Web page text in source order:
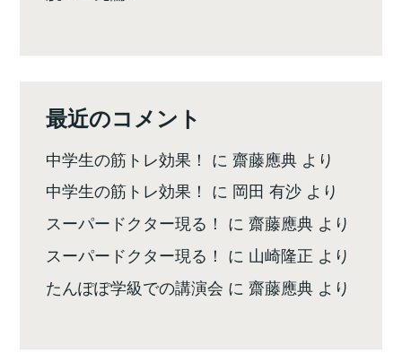
最近のコメント
中学生の筋トレ効果！ に齋藤應典 より
中学生の筋トレ効果！ に 岡田 有沙 より
スーパードクター現る！ に齋藤應典 より
スーパードクター現る！ に 山崎隆正 より
たんぽぽ学級での講演会 に齋藤應典 より